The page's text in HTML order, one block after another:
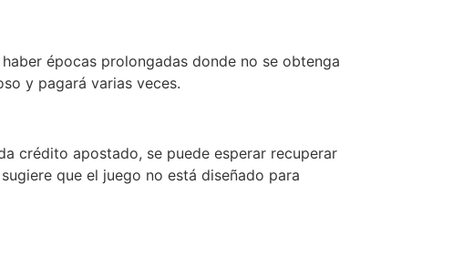
épocas prolongadas donde no se obtenga
y pagará varias veces.
crédito apostado, se puede esperar recuperar
que el juego no está diseñado para